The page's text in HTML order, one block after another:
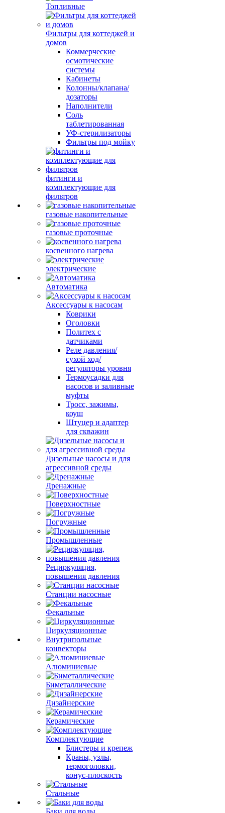
Топливные
Фильтры для коттеджей и
домов
Коммерческие
осмотические
системы
Кабинеты
Колонны/клапана/
дозаторы
Наполнители
Соль
таблетированная
УФ-стерилизаторы
Фильтры под мойку
фитинги и
комплектующие для
фильтров
газовые накопительные
газовые проточные
косвенного нагрева
электрические
Автоматика
Аксессуары к насосам
Коврики
Оголовки
Политех с
датчиками
Реле давления/
сухой ход/
регуляторы уровня
Термоусадки для
насосов и заливные
муфты
Тросс, зажимы,
коуш
Штуцер и адаптер
для скважин
Дизельные насосы и для
агрессивной среды
Дренажные
Поверхностные
Погружные
Промышленные
Рециркуляция,
повышения давления
Станции насосные
Фекальные
Циркуляционные
Внутрипольные
конвекторы
Алюминиевые
Биметаллические
Дизайнерские
Керамические
Комплектующие
Блистеры и крепеж
Краны, узлы,
термоголовки,
конус-плоскость
Стальные
Баки для воды